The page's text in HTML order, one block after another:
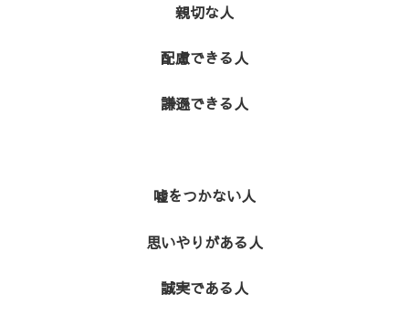
親切な人
配慮できる人
謙遜できる人
嘘をつかない人
思いやりがある人
誠実である人